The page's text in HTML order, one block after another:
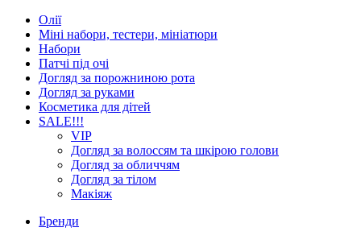
Олії
Міні набори, тестери, мініатюри
Набори
Патчі під очі
Догляд за порожниною рота
Догляд за руками
Косметика для дітей
SALE!!!
VIP
Догляд за волоссям та шкірою голови
Догляд за обличчям
Догляд за тілом
Макіяж
Бренди